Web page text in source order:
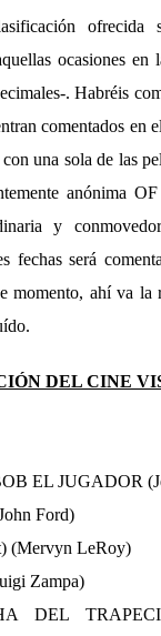
ofrecida
ocasiones en
. Habréis
comentados en
una sola de las
anónima
y
fechas será
momento, ahí va la
DEL CINE
EL JUGADOR
Ford)
(Mervyn LeRoy)
Zampa)
DEL